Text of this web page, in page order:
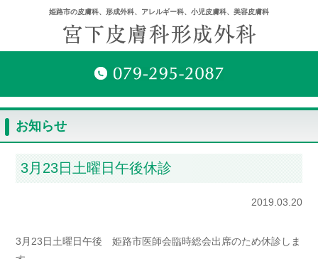
姫路市の皮膚科、形成外科、アレルギー科、小児皮膚科、美容皮膚科
お知らせ
3月23日土曜日午後休診
2019.03.20
3月23日土曜日午後 姫路市医師会臨時総会出席のため休診しま